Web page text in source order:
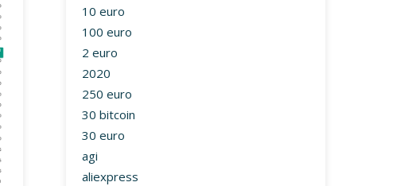
10 euro
100 euro
2 euro
2020
250 euro
30 bitcoin
30 euro
agi
aliexpress